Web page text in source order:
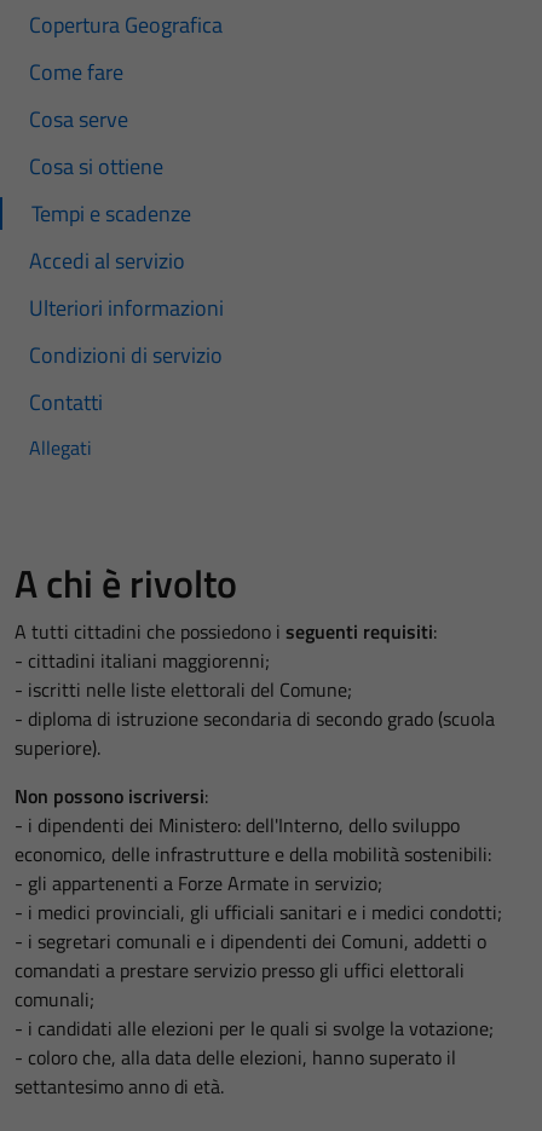
Copertura Geografica
Come fare
Cosa serve
Cosa si ottiene
Tempi e scadenze
Accedi al servizio
Ulteriori informazioni
Condizioni di servizio
Contatti
Allegati
A chi è rivolto
A tutti cittadini che possiedono i seguenti requisiti:
- cittadini italiani maggiorenni;
- iscritti nelle liste elettorali del Comune;
- diploma di istruzione secondaria di secondo grado (scuola
superiore).
Non possono iscriversi:
- i dipendenti dei Ministero: dell'Interno, dello sviluppo
economico, delle infrastrutture e della mobilità sostenibili:
- gli appartenenti a Forze Armate in servizio;
- i medici provinciali, gli ufficiali sanitari e i medici condotti;
- i segretari comunali e i dipendenti dei Comuni, addetti o
comandati a prestare servizio presso gli uffici elettorali
comunali;
- i candidati alle elezioni per le quali si svolge la votazione;
- coloro che, alla data delle elezioni, hanno superato il
settantesimo anno di età.